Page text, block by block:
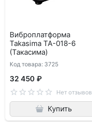
Виброплатформа
Takasima ТА-018-6
(Такасима)
Код товара: 3725
32 450 ₽
Нет отзывов
Купить